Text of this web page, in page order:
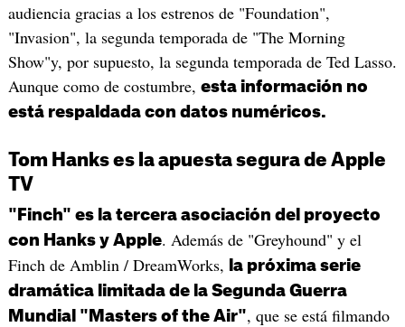
audiencia gracias a los estrenos de "Foundation",
"Invasion", la segunda temporada de "The Morning
Show"y, por supuesto, la segunda temporada de Ted Lasso.
Aunque como de costumbre, esta información no
está respaldada con datos numéricos.
Tom Hanks es la apuesta segura de Apple
TV
"Finch" es la tercera asociación del proyecto
con Hanks y Apple. Además de "Greyhound" y el
Finch de Amblin / DreamWorks,
la próxima serie
dramática limitada de la Segunda Guerra
Mundial "Masters of the Air", que se está filmando